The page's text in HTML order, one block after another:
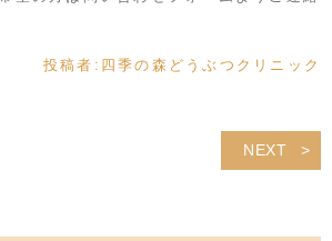
投稿者: 四季の森どうぶつクリニック
NEXT